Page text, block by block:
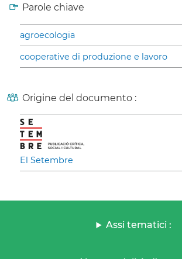
Parole chiave
agroecologia
cooperative di produzione e lavoro
Origine del documento :
El Setembre
Assi tematici :